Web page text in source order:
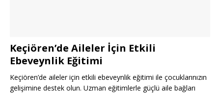
Keçiören’de Aileler İçin Etkili
Ebeveynlik Eğitimi
Keçiören’de aileler için etkili ebeveynlik eğitimi ile çocuklarınızın
gelişimine destek olun. Uzman eğitimlerle güçlü aile bağları